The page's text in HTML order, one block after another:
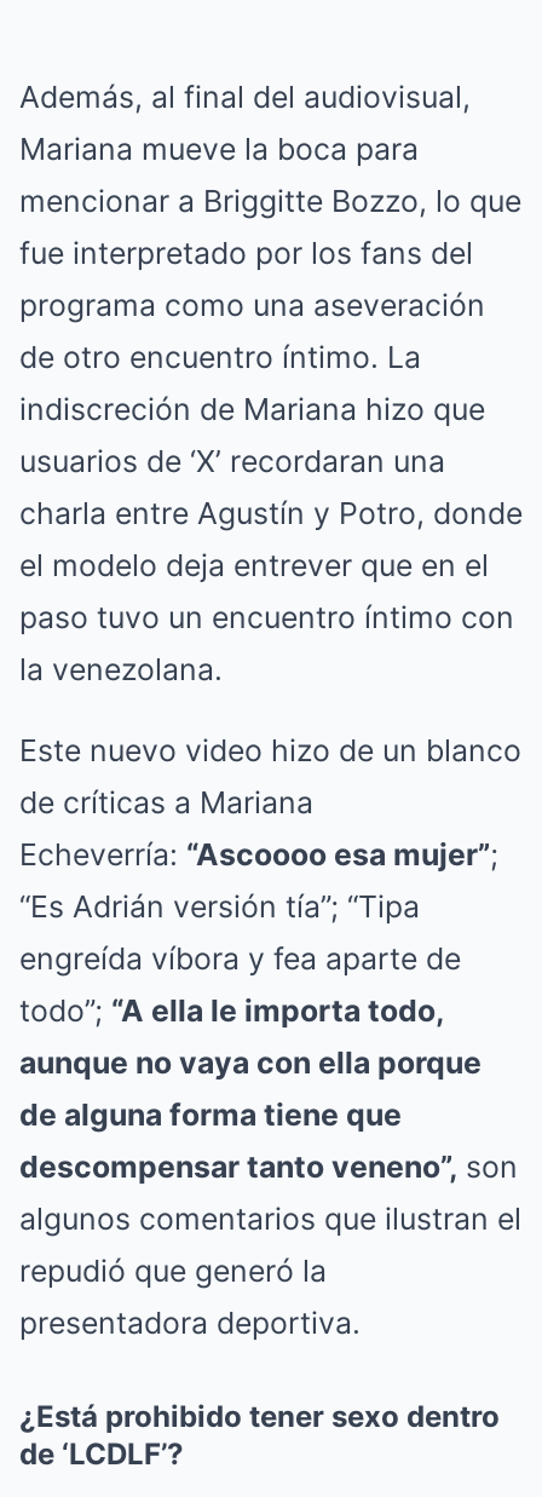
Además, al final del audiovisual,
Mariana mueve la boca para
mencionar a Briggitte Bozzo, lo que
fue interpretado por los fans del
programa como una aseveración
de otro encuentro íntimo. La
indiscreción de Mariana hizo que
usuarios de ‘X’ recordaran una
charla entre Agustín y Potro, donde
el modelo deja entrever que en el
paso tuvo un encuentro íntimo con
la venezolana.
Este nuevo video hizo de un blanco
de críticas a Mariana
Echeverría: “Ascoooo esa mujer”;
“Es Adrián versión tía”; “Tipa
engreída víbora y fea aparte de
todo”; “A ella le importa todo,
aunque no vaya con ella porque
de alguna forma tiene que
descompensar tanto veneno”, son
algunos comentarios que ilustran el
repudió que generó la
presentadora deportiva.
¿Está prohibido tener sexo dentro
de ‘LCDLF’?